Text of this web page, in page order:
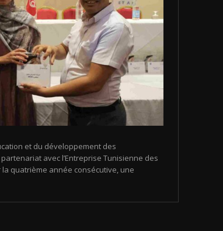
et du développement des
avec l’Entreprise Tunisienne des
la quatrième année consécutive, une